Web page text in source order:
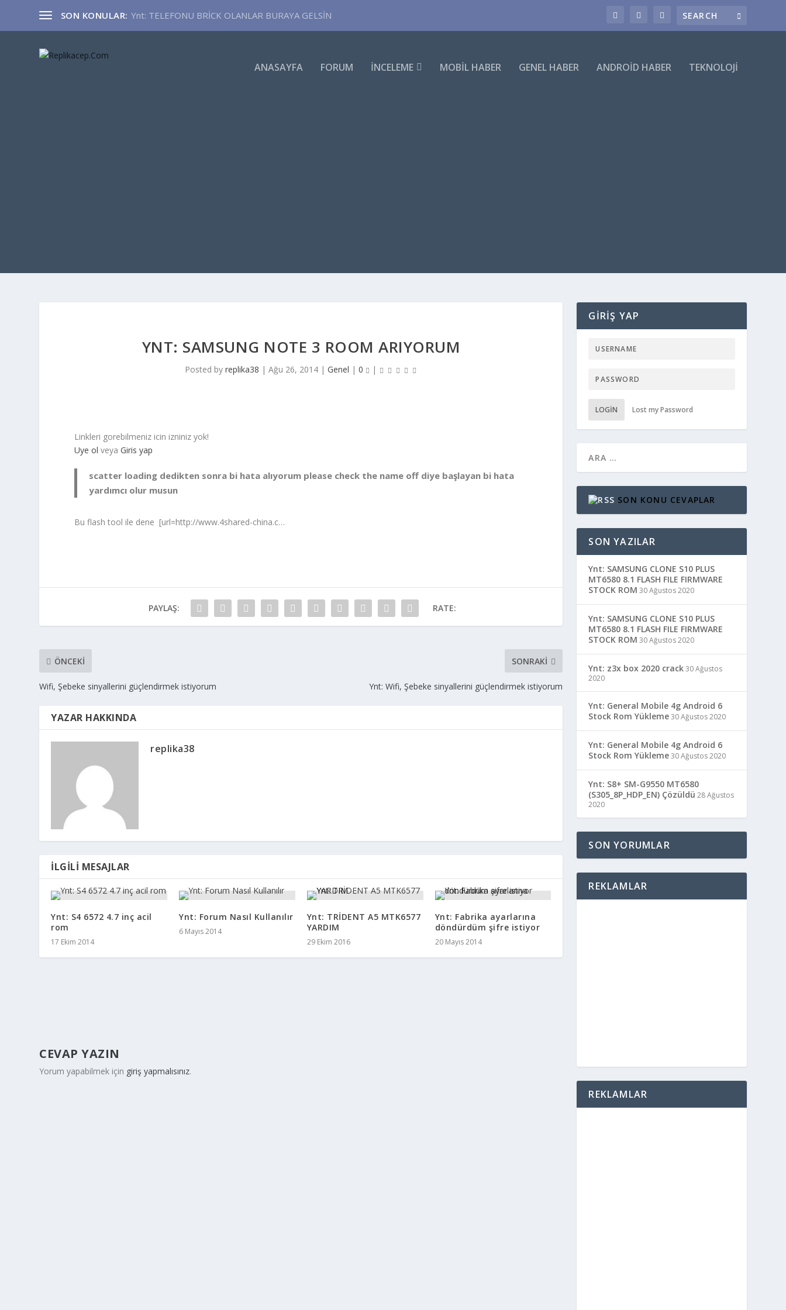
SON KONULAR: Ynt: TELEFONU BRİCK OLANLAR BURAYA GELSİN
ANASAYFA FORUM İNCELEME MOBIL HABER GENEL HABER ANDROID HABER TEKNOLOJI
YNT: SAMSUNG NOTE 3 ROOM ARIYORUM
Posted by replika38 | Ağu 26, 2014| Genel | 0 |
Linkleri gorebilmeniz icin izniniz yok!
Uye ol veyaGiris yap
scatter loading dedikten sonra bi hata alıyorum please check the name off diye başlayan bi hata
yardımcı olur musun
Bu flash tool ile dene [url=http://www.4shared-china.c…
PAYLAŞ: RATE:
ÖNCEKI
Wifi, Şebeke sinyallerini güçlendirmek istiyorum
SONRAKI
Ynt: Wifi, Şebeke sinyallerini güçlendirmek istiyorum
YAZAR HAKKINDA
replika38
İLGILI MESAJLAR
Ynt: S4 6572 4.7 inç acil
rom
17 Ekim 2014
Ynt: Forum Nasıl Kullanılır
6 Mayıs 2014
Ynt: TRİDENT A5 MTK6577
YARDIM
29 Ekim 2016
Ynt: Fabrika ayarlarına
döndürdüm şifre istiyor
20 Mayıs 2014
CEVAP YAZIN
Yorum yapabilmek için giriş yapmalısınız.
GIRIŞ YAP
LOGIN Lost my Password
SON KONU CEVAPLAR
SON YAZILAR
Ynt: SAMSUNG CLONE S10 PLUS
MT6580 8.1 FLASH FILE FIRMWARE
STOCK ROM 30 Ağustos 2020
Ynt: SAMSUNG CLONE S10 PLUS
MT6580 8.1 FLASH FILE FIRMWARE
STOCK ROM 30 Ağustos 2020
Ynt: z3x box 2020 crack30 Ağustos
2020
Ynt: General Mobile 4g Android 6
Stock Rom Yükleme30 Ağustos 2020
Ynt: General Mobile 4g Android 6
Stock Rom Yükleme30 Ağustos 2020
Ynt: S8+ SM-G9550 MT6580
(S305_8P_HDP_EN) Çözüldü 28 Ağustos
2020
SON YORUMLAR
REKLAMLAR
REKLAMLAR